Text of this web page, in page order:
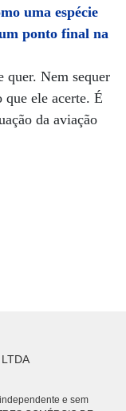
uma espécie
ponto final na
quer. Nem sequer
que ele acerte. É
da aviação
e sem